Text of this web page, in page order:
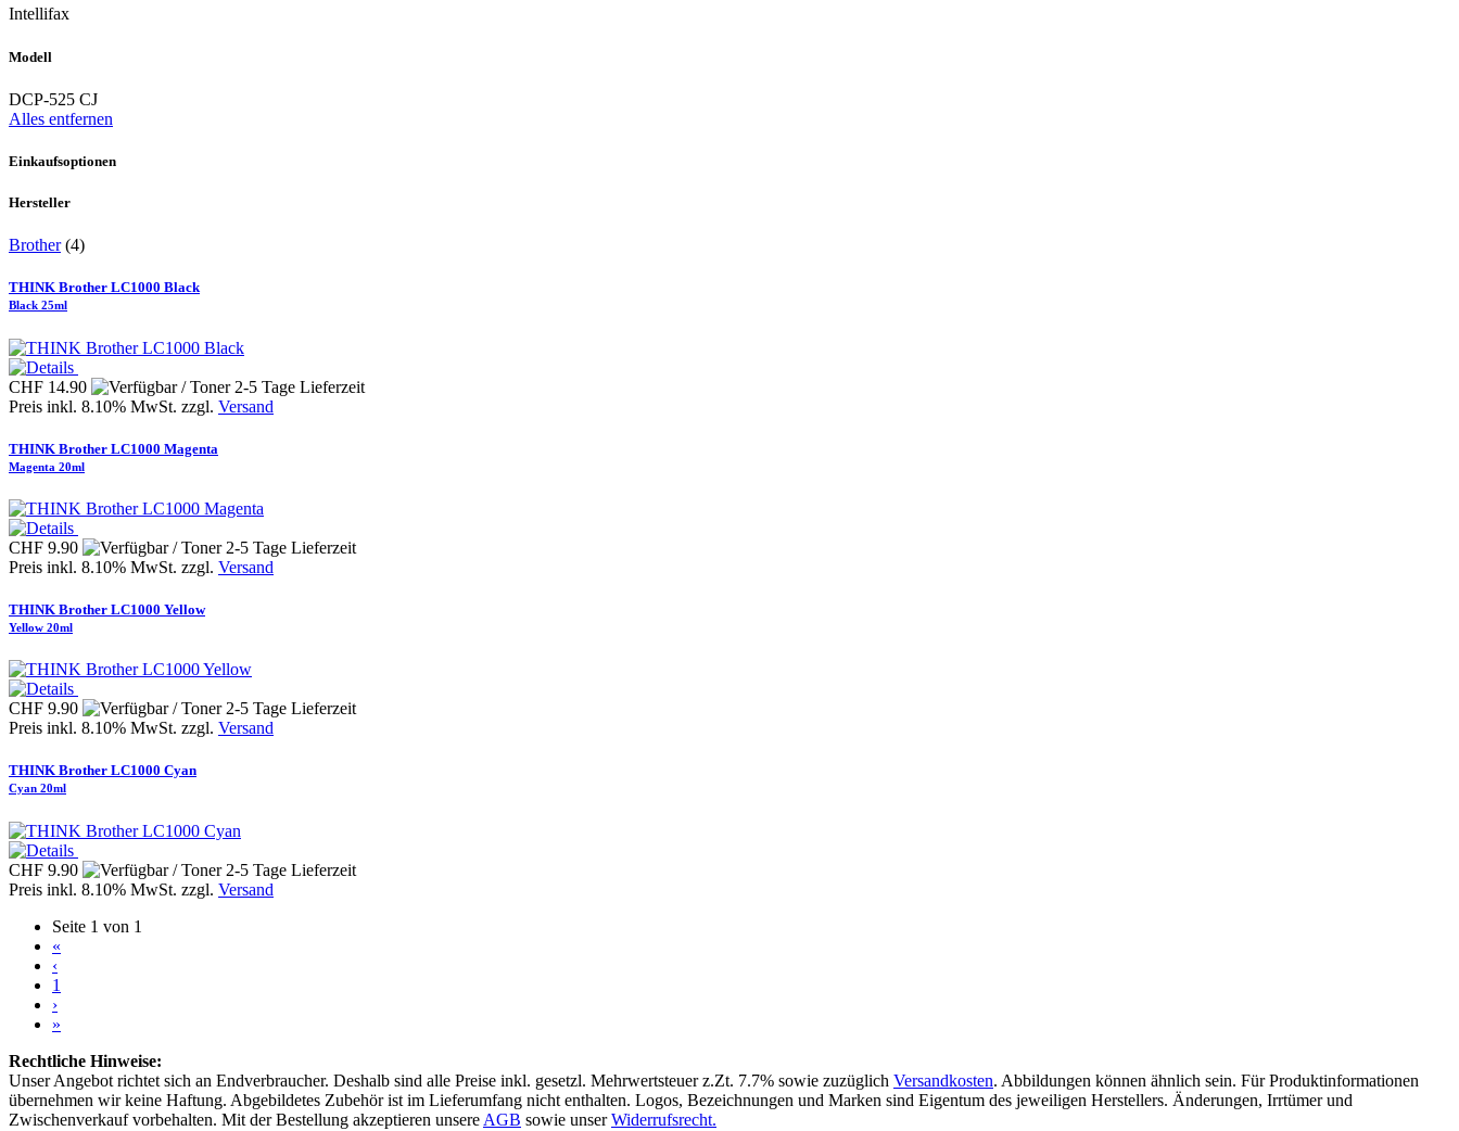
Intellifax
Modell
DCP-525 CJ
Alles entfernen
Einkaufsoptionen
Hersteller
Brother(4)
THINK Brother LC1000 Black
Black 25ml
CHF 14.90
Preis inkl. 8.10% MwSt. zzgl. Versand
THINK Brother LC1000 Magenta
Magenta 20ml
CHF 9.90
Preis inkl. 8.10% MwSt. zzgl. Versand
THINK Brother LC1000 Yellow
Yellow 20ml
CHF 9.90
Preis inkl. 8.10% MwSt. zzgl. Versand
THINK Brother LC1000 Cyan
Cyan 20ml
CHF 9.90
Preis inkl. 8.10% MwSt. zzgl. Versand
Seite 1 von 1
«
‹
1
›
»
Rechtliche Hinweise:
Unser Angebot richtet sich an Endverbraucher. Deshalb sind alle Preise inkl. gesetzl. Mehrwertsteuer z.Zt. 7.7% sowie zuzüglich Versandkosten. Abbildungen können ähnlich sein. Für Produktinformationen
übernehmen wir keine Haftung. Abgebildetes Zubehör ist im Lieferumfang nicht enthalten. Logos, Bezeichnungen und Marken sind Eigentum des jeweiligen Herstellers. Änderungen, Irrtümer und
Zwischenverkauf vorbehalten. Mit der Bestellung akzeptieren unsere AGB sowie unserWiderrufsrecht.